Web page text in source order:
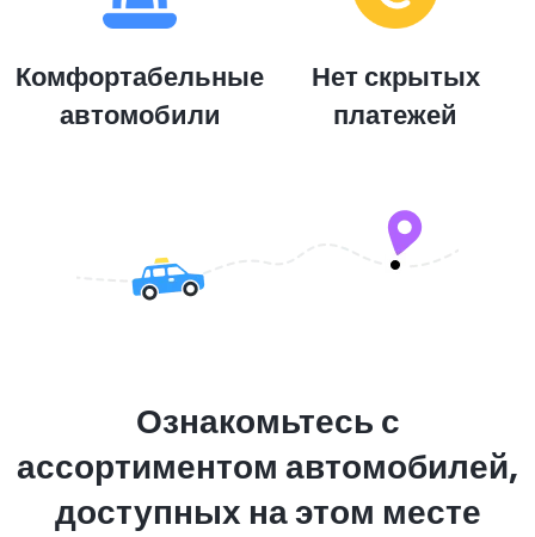
Комфортабельные
автомобили
Нет скрытых
платежей
Ознакомьтесь с
ассортиментом автомобилей,
доступных на этом месте